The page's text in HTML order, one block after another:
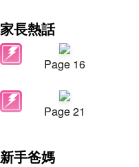
家長熱話
Page 16
Page 21
新手爸媽